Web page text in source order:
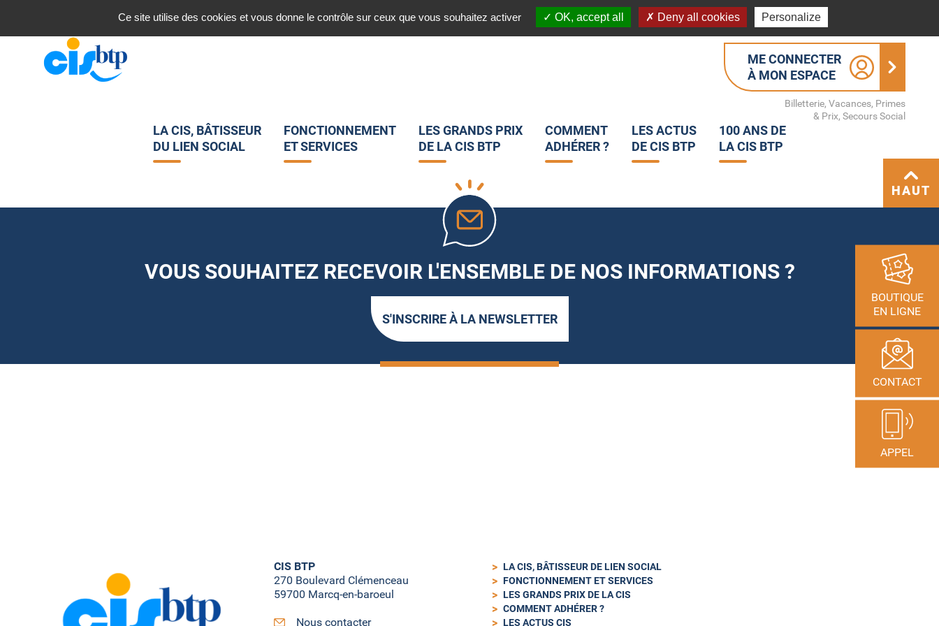
Nous contacter : 03 20 45 82 25 Nous suivre sur les réseaux sociaux :
ME CONNECTER
À MON ESPACE
Billetterie, Vacances, Primes
& Prix, Secours Social
LA CIS, BÂTISSEUR
DU LIEN SOCIAL
FONCTIONNEMENT
ET SERVICES
LES GRANDS PRIX
DE LA CIS BTP
COMMENT
ADHÉRER ?
LES ACTUS
DE CIS BTP
100 ANS DE
LA CIS BTP
BOUTIQUE
EN LIGNE
CONTACT
APPEL
HAUT
VOUS SOUHAITEZ RECEVOIR L'ENSEMBLE DE NOS INFORMATIONS ?
S'INSCRIRE À LA NEWSLETTER
CIS BTP
270 Boulevard Clémenceau
59700 Marcq-en-baroeul
Nous contacter
LA CIS, BÂTISSEUR DE LIEN SOCIAL
FONCTIONNEMENT ET SERVICES
LES GRANDS PRIX DE LA CIS
COMMENT ADHÉRER ?
LES ACTUS CIS
Ce site utilise des cookies et vous donne le contrôle sur ceux que vous souhaitez activer OK, accept all Deny all cookies Personalize